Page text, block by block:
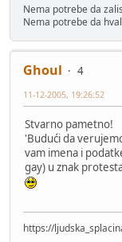
Nema potrebe da
Nema potrebe da
Ghoul
4
11-12-2005, 19:26:52
Stvarno pametno!
'Budući da
vam imena i
gay) u znak
https://